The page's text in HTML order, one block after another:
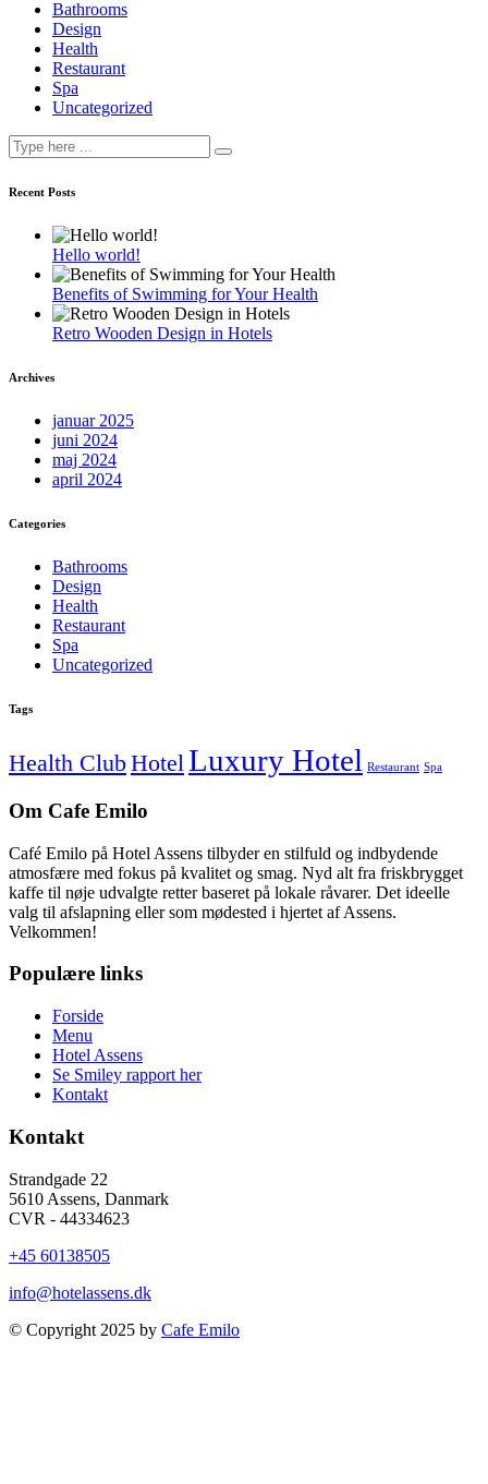
Bathrooms
Design
Health
Restaurant
Spa
Uncategorized
Recent Posts
Hello world!
Benefits of Swimming for Your Health
Retro Wooden Design in Hotels
Archives
januar 2025
juni 2024
maj 2024
april 2024
Categories
Bathrooms
Design
Health
Restaurant
Spa
Uncategorized
Tags
Health ClubHotelLuxury Hotel Restaurant Spa
Om Cafe Emilo
Café Emilo på Hotel Assens tilbyder en stilfuld og indbydende
atmosfære med fokus på kvalitet og smag. Nyd alt fra friskbrygget
kaffe til nøje udvalgte retter baseret på lokale råvarer. Det ideelle
valg til afslapning eller som mødested i hjertet af Assens.
Velkommen!
Populære links
Forside
Menu
Hotel Assens
Se Smiley rapport her
Kontakt
Kontakt
Strandgade 22
5610 Assens, Danmark
CVR - 44334623
+45 60138505
info@hotelassens.dk
© Copyright 2025 by Cafe Emilo